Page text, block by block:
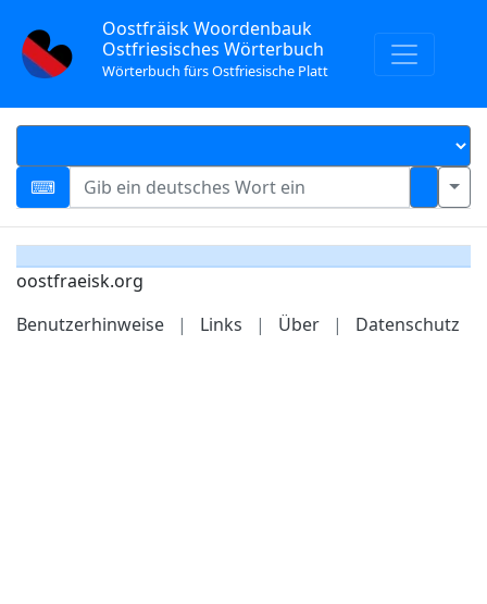
Oostfräisk Woordenbauk
Ostfriesisches Wörterbuch
Wörterbuch fürs Ostfriesische Platt
oostfraeisk.org
Benutzerhinweise
| Links | Über | Datenschutz